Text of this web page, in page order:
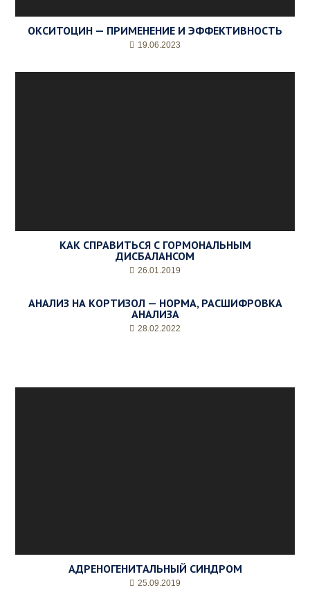
ОКСИТОЦИН — ПРИМЕНЕНИЕ И ЭФФЕКТИВНОСТЬ
19.06.2023
КАК СПРАВИТЬСЯ С ГОРМОНАЛЬНЫМ
ДИСБАЛАНСОМ
26.01.2019
АНАЛИЗ НА КОРТИЗОЛ — НОРМА, РАСШИФРОВКА
АНАЛИЗА
28.02.2022
АДРЕНОГЕНИТАЛЬНЫЙ СИНДРОМ
25.09.2019